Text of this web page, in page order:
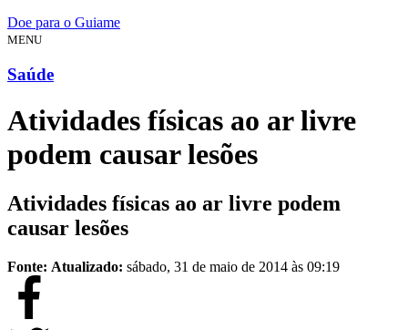
Doe para o Guiame
MENU
Saúde
Atividades físicas ao ar livre
podem causar lesões
Atividades físicas ao ar livre podem
causar lesões
Fonte: Atualizado: sábado, 31 de maio de 2014 às 09:19